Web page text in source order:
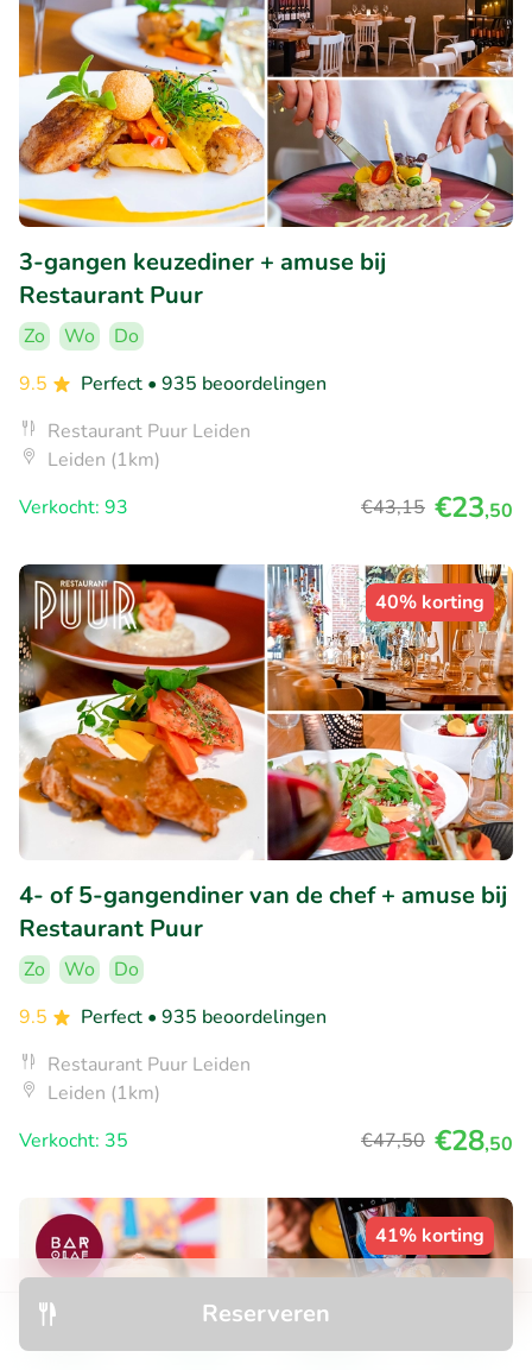
Reserveren
3-gangen keuzediner + amuse bij
Restaurant Puur
Zo Wo
Do
9.5
Perfect • 935 beoordelingen
Restaurant Puur Leiden
Leiden (1km)
Verkocht: 93
€43,15 €23,50
40% korting
4- of 5-gangendiner van de chef + amuse bij
Restaurant Puur
Zo Wo
Do
9.5
Perfect • 935 beoordelingen
Restaurant Puur Leiden
Leiden (1km)
Verkocht: 35
€47,50 €28,50
41% korting